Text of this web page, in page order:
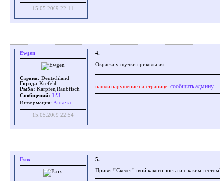
15.05.2009 22:11
Ewgen
Страна: Deutschland
Город.: Krefeld
Рыба: Karpfen,Raubfisch
Сообщений: 123
Информация: Aнкета
15.05.2009 22:54
4.
Окраска у щучки прикольная.
нашли нарушение на странице: сообщить админу
Esox
5.
Привет!"Скелет" твой какого роста и с каким